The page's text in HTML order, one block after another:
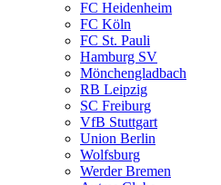
FC Heidenheim
FC Köln
FC St. Pauli
Hamburg SV
Mönchengladbach
RB Leipzig
SC Freiburg
VfB Stuttgart
Union Berlin
Wolfsburg
Werder Bremen